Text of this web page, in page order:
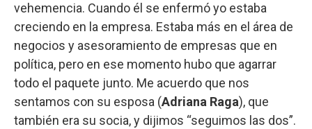
vehemencia. Cuando él se enfermó yo estaba
creciendo en la empresa. Estaba más en el área de
negocios y asesoramiento de empresas que en
política, pero en ese momento hubo que agarrar
todo el paquete junto. Me acuerdo que nos
sentamos con su esposa (Adriana Raga), que
también era su socia, y dijimos “seguimos las dos”.